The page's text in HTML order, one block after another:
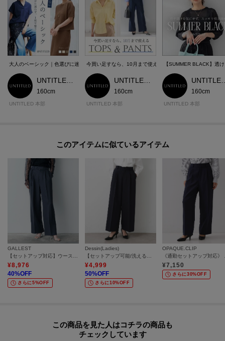
返品送料はお客様負担になります。）
◆お届け時期の違う予約商品を、複数点カートに入れた場合、カートグルー
プは1つになり、商品が全て揃ってからの発送となります。
各お届け時期毎に、商品の発送をご希望の場合は1点づつカートに入れてご購
入ください。カートグループについてはこちら
【加工サービス（裾上げ加工）のご案内】有料
カート画面にて加工サービスを選択し、股下の長さを入力して下さい。
また、加工可能な股下の長さについては下記ご確認をお願いいたします。裾
出しの対応は行っておりませんので、製品寸法より長くすることはできませ
※ジーンズ仕上げの場合、製品寸法より－3cmから加工可
※シングル（レディス）仕上げの場合、製品寸法より－5cmから加工可
※シングル（メンズ）仕上げの場合、製品寸法より－9cmから加工可
※ダブル仕上げの場合、製品寸法より－11cmから加工可
加工方法は商品よって異なりますので入力画面でご確認ください。
モデル情報：身長161cm B79 W58 H86 着用サイズ：02（M）
大人のベーシック｜色選びに迷わず、1枚で整う
160cm
UNTITLED 本部
今買い足すなら、10月まで使えるトップス＆パンツ
160cm
UNTITLED 本部
【SUMMER BLACK】透
160cm
UNTITLED 本部
このアイテムに似ているアイテム
GALLEST
¥8,976
40%OFF
さらに5%OFF
Dessin(Ladies)
¥4,999
50%OFF
さらに10%OFF
OPAQUE.CLIP
¥7,150
さらに30%OFF
この商品を見た人はコチラの商品も
チェックしています